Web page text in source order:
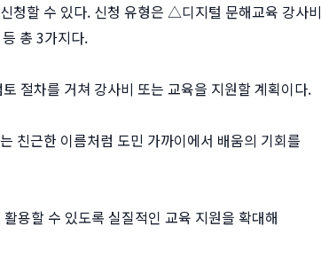
청할 수 있다. 신청 유형은 △디지털 문해교육 강사비
총 3가지다.
절차를 거쳐 강사비 또는 교육을 지원할 계획이다.
친근한 이름처럼 도민 가까이에서 배움의 기회를
용할 수 있도록 실질적인 교육 지원을 확대해